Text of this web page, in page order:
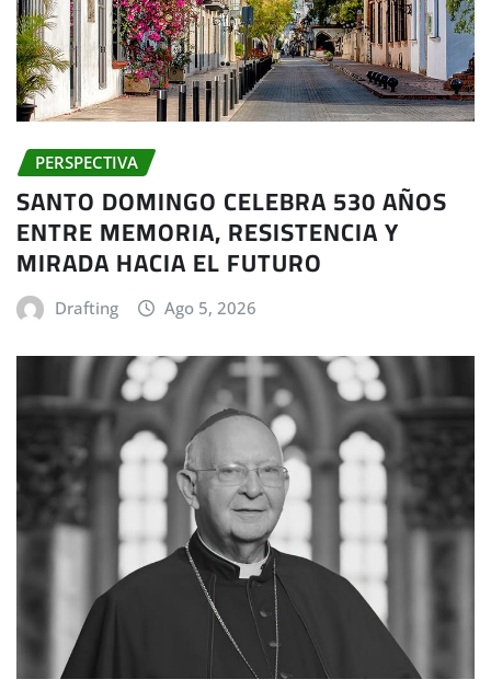
PERSPECTIVA
SANTO DOMINGO CELEBRA 530 AÑOS
ENTRE MEMORIA, RESISTENCIA Y
MIRADA HACIA EL FUTURO
Drafting Ago 5, 2026